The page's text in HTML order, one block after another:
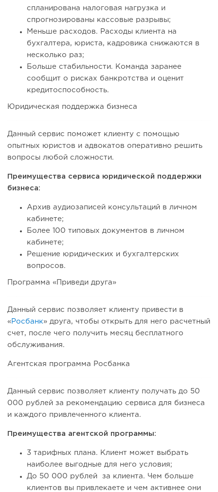
спланирована налоговая нагрузка и
спрогнозированы кассовые разрывы;
Меньше расходов. Расходы клиента на
бухгалтера, юриста, кадровика снижаются в
несколько раз;
Больше стабильности. Команда заранее
сообщит о рисках банкротства и оценит
кредитоспособность.
Юридическая поддержка бизнеса
Данный сервис поможет клиенту с помощью
опытных юристов и адвокатов оперативно решить
вопросы любой сложности.
Преимущества сервиса юридической поддержки
бизнеса:
Архив аудиозаписей консультаций в личном
кабинете;
Более 100 типовых документов в личном
кабинете;
Решение юридических и бухгалтерских
вопросов.
Программа «Приведи друга»
Данный сервис позволяет клиенту привести в
« Росбанк» друга, чтобы открыть для него расчетный
счет, после чего получить месяц бесплатного
обслуживания.
Агентская программа Росбанка
Данный сервис позволяет клиенту получать до 50
000 рублей за рекомендацию сервиса для бизнеса
и каждого привлеченного клиента.
Преимущества агентской программы:
3 тарифных плана. Клиент может выбрать
наиболее выгодные для него условия;
До 50 000 рублей за клиента. Чем больше
клиентов вы привлекаете и чем активнее они